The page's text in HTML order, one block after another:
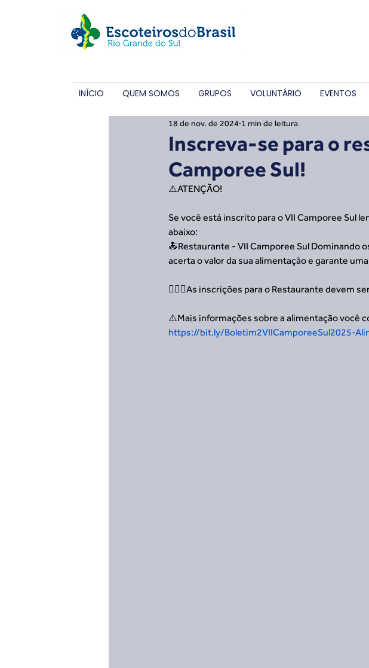
INÍCIO QUEM SOMOS GRUPOS VOLUNTÁRIO EVENTOS
Inscreva-se para o
Camporee Sul!
18 de nov. de 2024 1 min de leitura
⚠️ATENÇÃO!
Se você está inscrito para o VII Camporee Sul
abaixo:
🍝Restaurante - VII Camporee Sul Dominando
acerta o valor da sua alimentação e garante
🙋🏻‍♀️As inscrições para o Restaurante devem
⚠️Mais informações sobre a alimentação você
https://bit.ly/Boletim2VIICamporeeSul2025-